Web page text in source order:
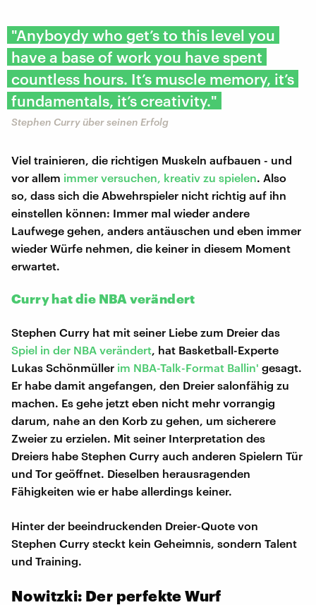
"Anyboydy who get’s to this level you
have a base of work you have spent
countless hours. It’s muscle memory, it’s
fundamentals, it’s creativity."
Stephen Curry über seinen Erfolg
Viel trainieren, die richtigen Muskeln aufbauen - und
vor allem immer versuchen, kreativ zu spielen. Also
so, dass sich die Abwehrspieler nicht richtig auf ihn
einstellen können: Immer mal wieder andere
Laufwege gehen, anders antäuschen und eben immer
wieder Würfe nehmen, die keiner in diesem Moment
erwartet.
Curry hat die NBA verändert
Stephen Curry hat mit seiner Liebe zum Dreier das
Spiel in der NBA verändert , hat Basketball-Experte
Lukas Schönmüller im NBA-Talk-Format Ballin' gesagt.
Er habe damit angefangen, den Dreier salonfähig zu
machen. Es gehe jetzt eben nicht mehr vorrangig
darum, nahe an den Korb zu gehen, um sicherere
Zweier zu erzielen. Mit seiner Interpretation des
Dreiers habe Stephen Curry auch anderen Spielern Tür
und Tor geöffnet. Dieselben herausragenden
Fähigkeiten wie er habe allerdings keiner.
Hinter der beeindruckenden Dreier-Quote von
Stephen Curry steckt kein Geheimnis, sondern Talent
und Training.
Nowitzki: Der perfekte Wurf